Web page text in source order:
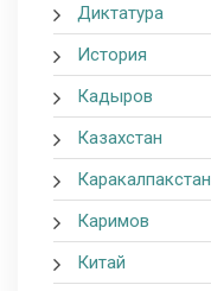
Диктатура
История
Кадыров
Казахстан
Каракалпакстан
Каримов
Китай